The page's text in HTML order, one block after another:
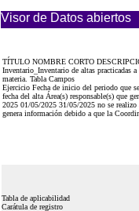
Visor de Datos abiertos
TÍTULO NOMBRE CORTO
Inventario_Inventario de altas practicadas
materia. Tabla Campos
Ejercicio Fecha de inicio del periodo que
fecha del alta Área(s) responsable(s) que
2025 01/05/2025 31/05/2025 no se
genera información debido a que la
Tabla de aplicabilidad
Carátula de registro